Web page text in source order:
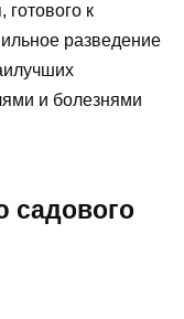
к
разведение
и болезнями
садового